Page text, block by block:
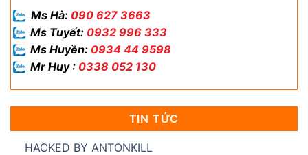
Ms Hà: 090 627 3663
Ms Tuyết: 0932 996 333
Ms Huyền: 0934 44 9598
Mr Huy : 0338 052 130
TIN TỨC
HACKED BY ANTONKILL